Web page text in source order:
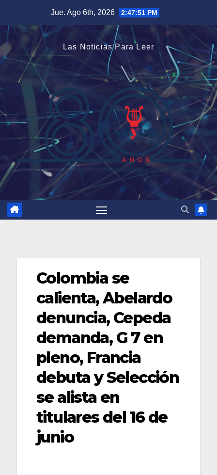
contenido
Jue. Ago 6th, 2026 2:47:52 PM
Las Noticias Para Leer
Colombia se
calienta, Abelardo
denuncia, Cepeda
demanda, G 7 en
pleno, Francia
debuta y Selección
se alista en
titulares del 16 de
junio